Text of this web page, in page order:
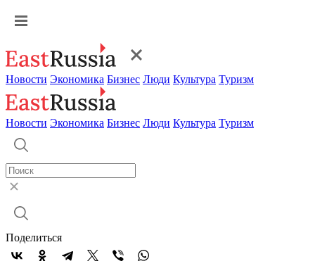
Новости Экономика Бизнес Люди Культура Туризм
Новости Экономика Бизнес Люди Культура Туризм
Поделиться